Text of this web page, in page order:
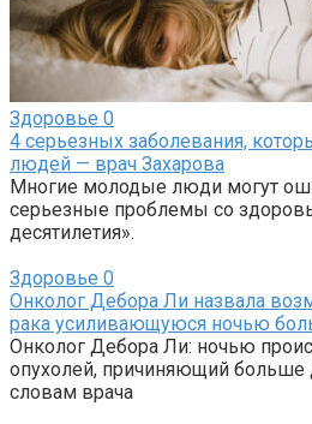
Здоровье 0
4 серьезных заболевания,
людей — врач Захарова
Многие молодые люди могут
серьезные проблемы со
десятилетия».
Здоровье 0
Онколог Дебора Ли назвала
рака усиливающуюся ночью
Онколог Дебора Ли: ночью
опухолей, причиняющий больше
словам врача